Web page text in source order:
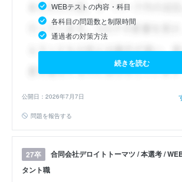
WEBテストの内容・科目
各科目の問題数と制限時間
通過者の対策方法
続きを読む
公開日：2026年7月7日
問題を報告する
27卒
合同会社デロイトトーマツ / 本選考 /
タント職